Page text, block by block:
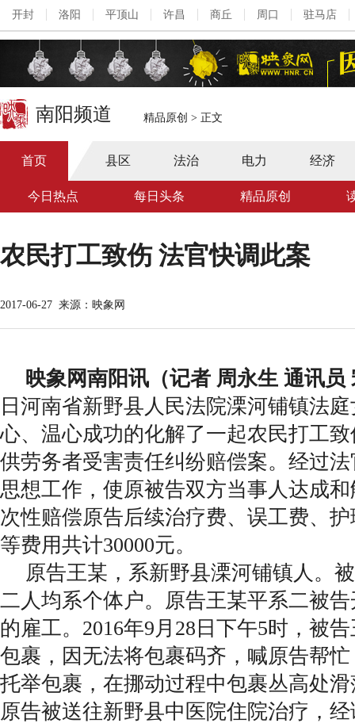
开封 洛阳 平顶山 许昌 商丘 周口 驻马店
南阳频道 精品原创 > 正文
首页 县区 法治 电力 经济
今日热点 每日头条 精品原创
农民打工致伤 法官快调此案
2017-06-27 来源：映象网
映象网南阳讯（记者 周永生 通讯
日河南省新野县人民法院溧河铺镇法
心、温心成功的化解了一起农民打工
供劳务者受害责任纠纷赔偿案。经过
思想工作，使原被告双方当事人达成
次性赔偿原告后续治疗费、误工费、
等费用共计30000元。
原告王某，系新野县溧河铺镇人。
二人均系个体户。原告王某平系二被
的雇工。2016年9月28日下午5时，被
包裹，因无法将包裹码齐，喊原告帮
托举包裹，在挪动过程中包裹丛高处
原告被送往新野县中医院住院治疗，